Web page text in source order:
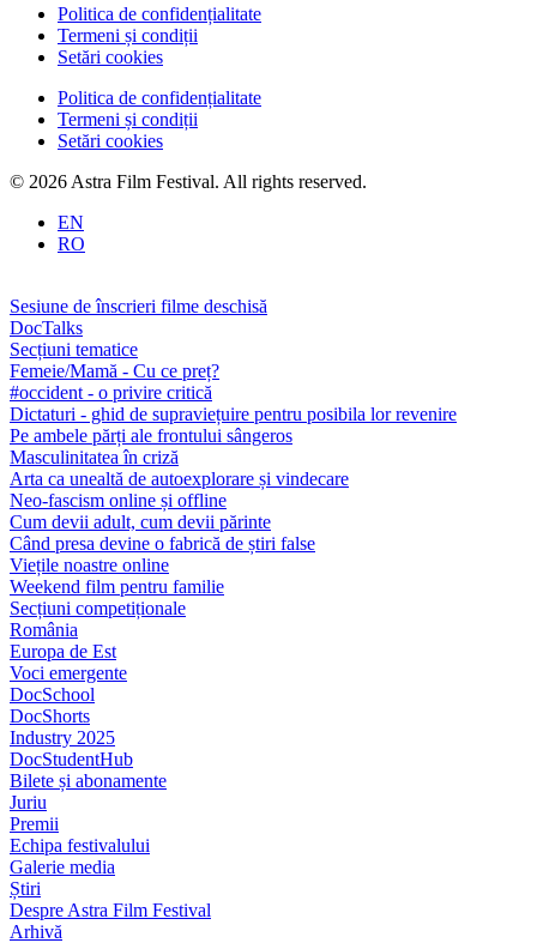
Politica de confidențialitate
Termeni și condiții
Setări cookies
Politica de confidențialitate
Termeni și condiții
Setări cookies
© 2026 Astra Film Festival. All rights reserved.
EN
RO
Sesiune de înscrieri filme deschisă
DocTalks
Secțiuni tematice
Femeie/Mamă - Cu ce preț?
#occident - o privire critică
Dictaturi - ghid de supraviețuire pentru posibila lor revenire
Pe ambele părți ale frontului sângeros
Masculinitatea în criză
Arta ca unealtă de autoexplorare și vindecare
Neo-fascism online și offline
Cum devii adult, cum devii părinte
Când presa devine o fabrică de știri false
Viețile noastre online
Weekend film pentru familie
Secțiuni competiționale
România
Europa de Est
Voci emergente
DocSchool
DocShorts
Industry 2025
DocStudentHub
Bilete și abonamente
Juriu
Premii
Echipa festivalului
Galerie media
Știri
Despre Astra Film Festival
Arhivă